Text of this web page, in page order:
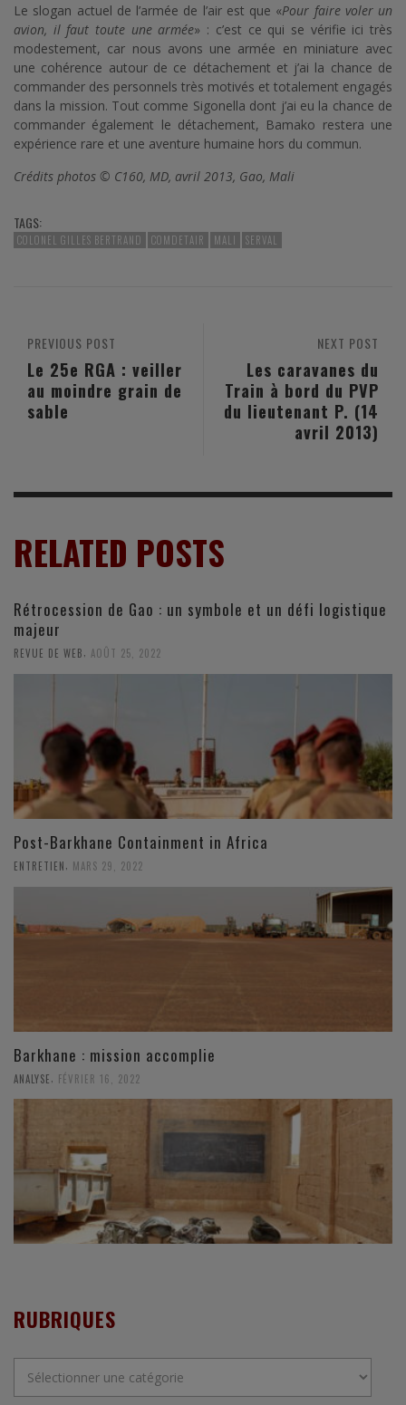
Le slogan actuel de l’armée de l’air est que «Pour faire voler un
avion, il faut toute une armée» : c’est ce qui se vérifie ici très
modestement, car nous avons une armée en miniature avec
une cohérence autour de ce détachement et j’ai la chance de
commander des personnels très motivés et totalement engagés
dans la mission. Tout comme Sigonella dont j’ai eu la chance de
commander également le détachement, Bamako restera une
expérience rare et une aventure humaine hors du commun.
Crédits photos © C160, MD, avril 2013, Gao, Mali
TAGS:
COLONEL GILLES BERTRAND COMDETAIR MALI SERVAL
NEXT POST
Les caravanes du
Train à bord du PVP
du lieutenant P. (14
avril 2013)
PREVIOUS POST
Le 25e RGA : veiller
au moindre grain de
sable
RELATED POSTS
Rétrocession de Gao : un symbole et un défi logistique
majeur
REVUE DE WEB AOÛT 25, 2022
Post-Barkhane Containment in Africa
ENTRETIEN MARS 29, 2022
Barkhane : mission accomplie
ANALYSE FÉVRIER 16, 2022
RUBRIQUES